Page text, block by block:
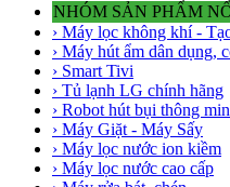
NHÓM SẢN PHẨM
› Máy lọc không khí -
› Máy hút ẩm dân dụng,
› Smart Tivi
› Tủ lạnh LG chính hãng
› Robot hút bụi thông
› Máy Giặt - Máy Sấy
› Máy lọc nước ion kiềm
› Máy lọc nước cao cấp